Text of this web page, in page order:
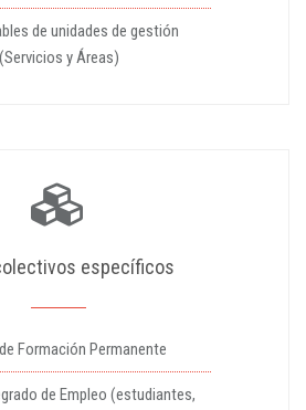
de unidades de gestión
(Servicios y Áreas)
específicos
Formación Permanente
de Empleo (estudiantes,